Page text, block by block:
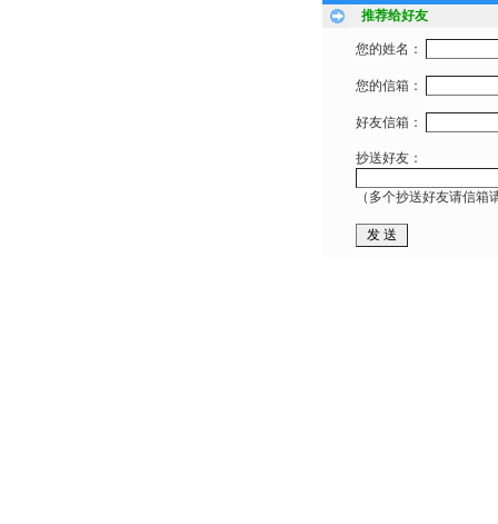
推荐给好友
您的姓名：
您的信箱：
好友信箱：
抄送好友：
（多个抄送好友请信箱